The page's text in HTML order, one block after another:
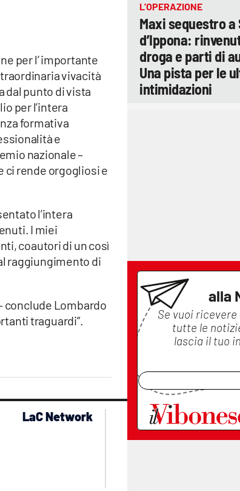
per l’ importante
vivacità
dal punto di vista
per l’intera
formativa
e
nazionale –
ci rende orgogliosi e
l’intera
I miei
coautori di un così
raggiungimento di
conclude Lombardo
traguardi”.
L’OPERAZIONE
Maxi sequestro a
d’Ippona:
droga e parti di
Una pista per le
intimidazioni
alla
Se vuoi
tutte le
lascia il tuo
LaC Network
lacplay.it
lactv.it
laconair.it